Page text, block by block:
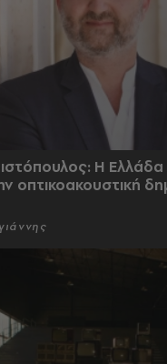
Η Ελλάδα
οπτικοακουστική